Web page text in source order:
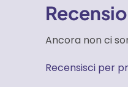
Ancora non ci
Recensisci per